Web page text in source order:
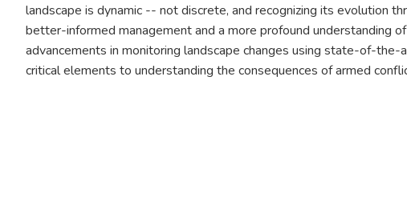
landscape is dynamic -- not discrete, and recognizing its evolution
better-informed management and a more profound understanding
advancements in monitoring landscape changes using state-of-
critical elements to understanding the consequences of armed